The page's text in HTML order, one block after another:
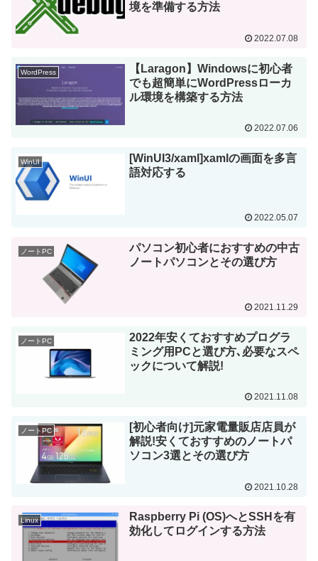
境を準備する方法
2022.07.08
WordPress
【Laragon】Windowsに初心者
でも超簡単にWordPressローカ
ル環境を構築する方法
2022.07.06
WinUI
[WinUI3/xaml]xamlの画面を多言
語対応する
2022.05.07
ノートPC
パソコン初心者におすすめの中古
ノートパソコンとその選び方
2021.11.29
ノートPC
2022年安くておすすめプログラ
ミング用PCと選び方､必要なスペ
ックについて解説!
2021.11.08
ノートPC
[初心者向け]元家電量販店店員が
解説!安くておすすめのノートパ
ソコン3選とその選び方
2021.10.28
Linux
Raspberry Pi (OS)へとSSHを有
効化してログインする方法